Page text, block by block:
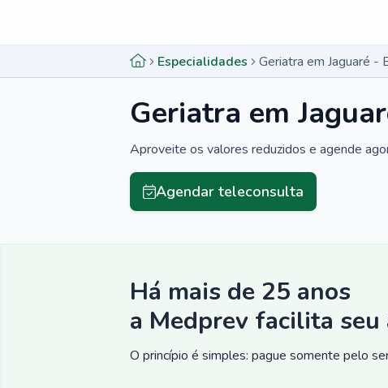
Especialidades Geriatra em Jaguaré -
Geriatra em
Aproveite os valores reduzidos e agende
Agendar teleconsulta
Há mais de 25 anos
a Medprev facilita seu
O princípio é simples: pague somente pelo